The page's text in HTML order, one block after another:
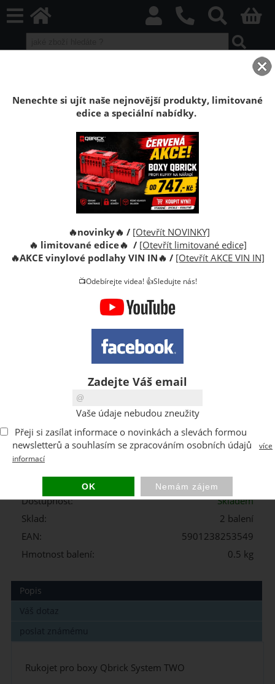
Rukojeť boxů Qbrick System TWO
QBRICK SYSTEM rukojeť boxů TWO
balení
Z253549PG001
Výrobce:
Qbrick System
Cena s DPH:
Dostupnost:
Skladem
Sklad:
2 balení
EAN:
5901238253549
Hmotnost balení:
0.5 kg
Popis
Váš dotaz
poslat známému
Rukojet pro boxy Qbrick System TWO
Nenechte si ujít naše nejnovější produkty, limitované
edice a speciální nabídky.
🔥novinky🔥 / [Otevřít NOVINKY]
🔥 limitované edice🔥 / [Otevřít limitované edice]
🔥AKCE vinylové podlahy VIN IN🔥 / [Otevřít AKCE VIN IN]
📺Odebírejte videa! 👍Sledujte nás!
Zadejte Váš email
Vaše údaje nebudou zneužity
Přeji si zasílat informace o novinkách a slevách formou
newsletterů a souhlasím se zpracováním osobních údajů
více
informací